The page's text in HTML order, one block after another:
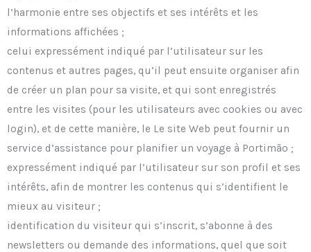
l’harmonie entre ses objectifs et ses intérêts et les
informations affichées ;
celui expressément indiqué par l’utilisateur sur les
contenus et autres pages, qu’il peut ensuite organiser afin
de créer un plan pour sa visite, et qui sont enregistrés
entre les visites (pour les utilisateurs avec cookies ou avec
login), et de cette manière, le Le site Web peut fournir un
service d’assistance pour planifier un voyage à Portimão ;
expressément indiqué par l’utilisateur sur son profil et ses
intérêts, afin de montrer les contenus qui s’identifient le
mieux au visiteur ;
identification du visiteur qui s’inscrit, s’abonne à des
newsletters ou demande des informations, quel que soit